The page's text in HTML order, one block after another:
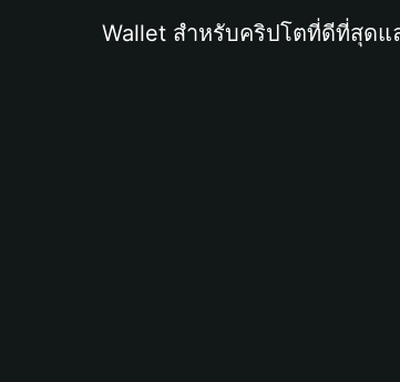
Wallet สำหรับคริปโตที่ดีที่สุด